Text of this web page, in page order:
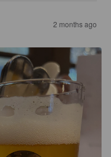
2 months ago